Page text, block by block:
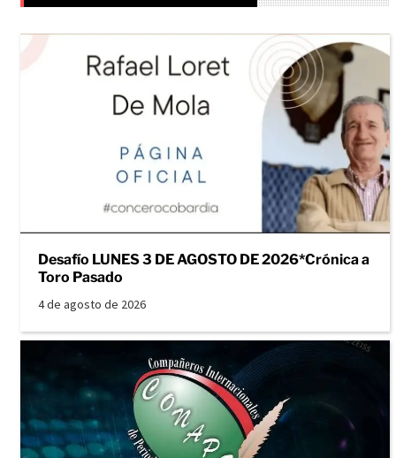
Desafío LUNES 3 DE AGOSTO DE 2026*Crónica a
Toro Pasado
4 de agosto de 2026